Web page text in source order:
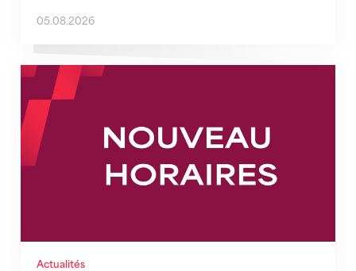
05.08.2026
Actualités
Nouveaux horaires du secrétariat dès le 1er août